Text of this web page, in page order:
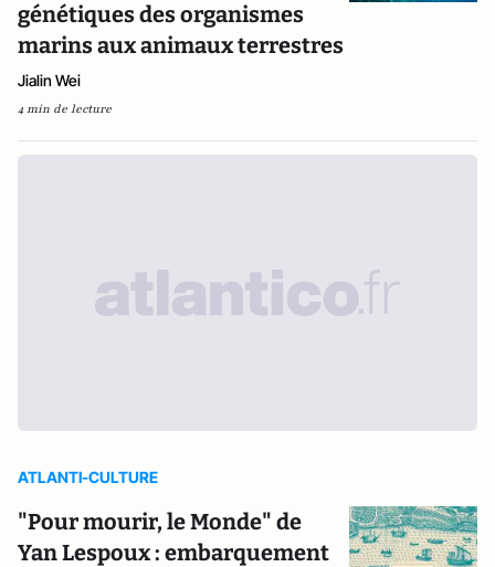
génétiques des organismes
marins aux animaux terrestres
Jialin Wei
4 min de lecture
ATLANTI-CULTURE
"Pour mourir, le Monde" de
Yan Lespoux : embarquement